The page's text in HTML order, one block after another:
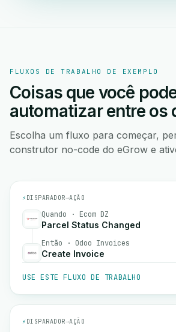
FLUXOS DE TRABALHO DE EXEMPLO
Coisas que você
automatizar entre os
Escolha um fluxo para começar,
construtor no-code do eGrow e
⚡ DISPARADOR→AÇÃO
Quando · Ecom DZ
Parcel Status Changed
Então · Odoo Invoices
Create Invoice
USE ESTE FLUXO DE TRABALHO
⚡ DISPARADOR→AÇÃO